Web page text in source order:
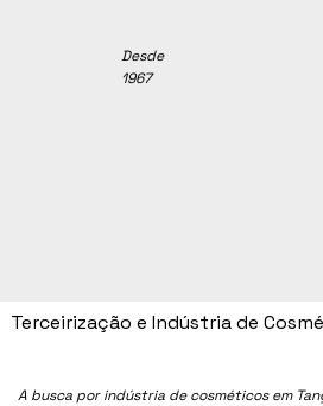
Desde
1967
A busca por indústria de cosméticos em
Terceirização e Indústria de